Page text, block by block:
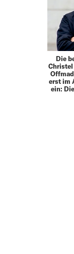
Die
Christel
erst im
ein: